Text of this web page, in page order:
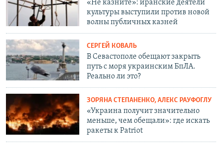
«Не казните»: иранские деятели
культуры выступили против новой
волны публичных казней
СЕРГЕЙ КОВАЛЬ
В Севастополе обещают закрыть
путь с моря украинским БпЛА.
Реально ли это?
ЗОРЯНА СТЕПАНЕНКО, АЛЕКС РАУФОГЛУ
«Украина получит значительно
меньше, чем обещали»: где искать
ракеты к Patriot